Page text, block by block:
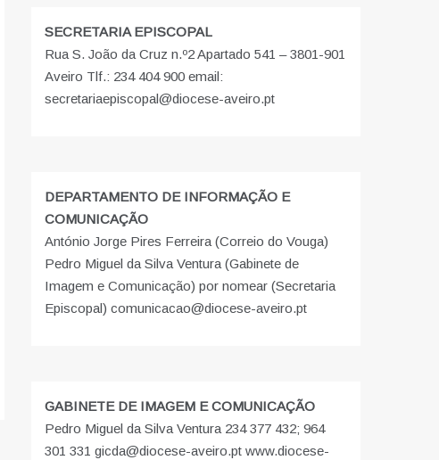
SECRETARIA EPISCOPAL
Rua S. João da Cruz n.º2 Apartado 541 – 3801-901
Aveiro Tlf.: 234 404 900 email:
secretariaepiscopal@diocese-aveiro.pt
DEPARTAMENTO DE INFORMAÇÃO E
COMUNICAÇÃO
António Jorge Pires Ferreira (Correio do Vouga)
Pedro Miguel da Silva Ventura (Gabinete de
Imagem e Comunicação) por nomear (Secretaria
Episcopal) comunicacao@diocese-aveiro.pt
GABINETE DE IMAGEM E COMUNICAÇÃO
Pedro Miguel da Silva Ventura 234 377 432; 964
301 331 gicda@diocese-aveiro.pt www.diocese-